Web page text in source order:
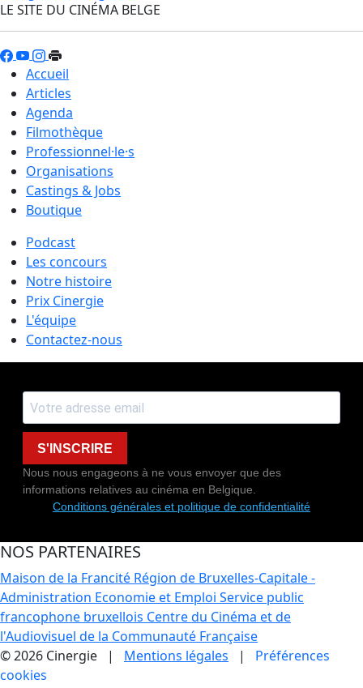
LE SITE DU CINÉMA BELGE
Accueil
Articles
Agenda
Filmothèque
Professionnel·le·s
Organisations
Castings & Jobs
Boutique
Podcast
Les concours
Notre histoire
Prix Cinergie
L'équipe
Contactez-nous
S'INSCRIRE
Nous nous engageons à ne vous envoyer que des
informations relatives au cinéma en Belgique.
Conditions générales et politique de confidentialité
NOS PARTENAIRES
Maison de la Francité Région de Bruxelles-Capitale -
Administration Economie et Emploi Service public
francophone bruxellois Centre du Cinéma et de
l'Audiovisuel de la Communauté Française
© 2026 Cinergie | Mentions légales | Préférences
cookies